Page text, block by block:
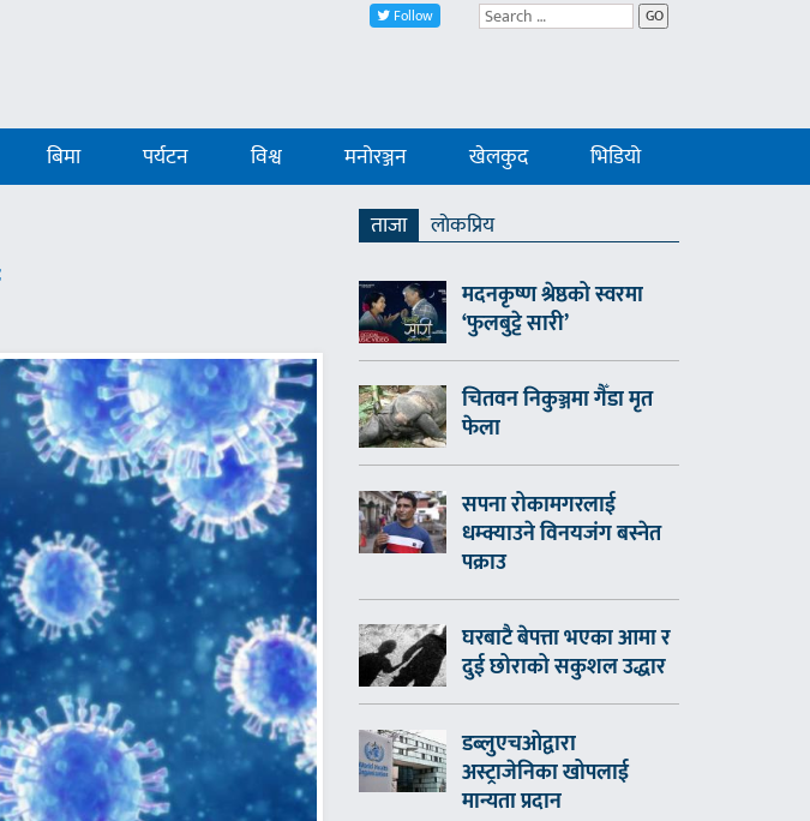
Follow GO
बिमा पर्यटन विश्व मनोरञ्जन खेलकुद भिडियो
ताजा
लाेकप्रिय
मदनकृष्ण श्रेष्ठको स्वरमा
‘फुलबुट्टे सारी’
चितवन निकुञ्जमा गैँडा मृत
फेला
सपना रोकामगरलाई
धम्क्याउने विनयजंग बस्नेत
पक्राउ
घरबाटै बेपत्ता भएका आमा र
दुई छोराको सकुशल उद्धार
डब्लुएचओद्वारा
अस्ट्राजेनिका खोपलाई
मान्यता प्रदान